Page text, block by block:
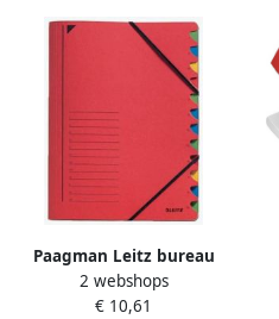
Paagman Leitz bureau
sorteermap karton ft A4 12
tabs rood
2 webshops
€ 10,61